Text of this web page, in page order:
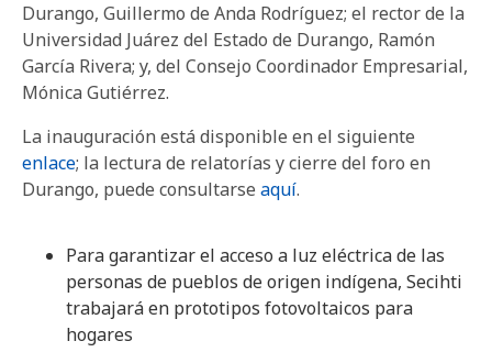
Durango, Guillermo de Anda Rodríguez; el rector de la
Universidad Juárez del Estado de Durango, Ramón
García Rivera; y, del Consejo Coordinador Empresarial,
Mónica Gutiérrez.
La inauguración está disponible en el siguiente
enlace; la lectura de relatorías y cierre del foro en
Durango, puede consultarse aquí.
Para garantizar el acceso a luz eléctrica de las
personas de pueblos de origen indígena, Secihti
trabajará en prototipos fotovoltaicos para
hogares